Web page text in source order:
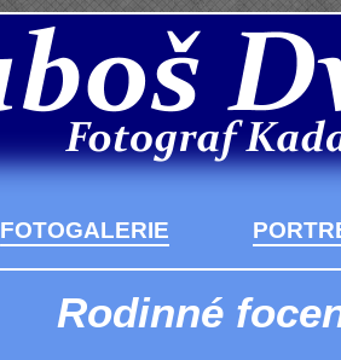
FOTOGALERIE
Rodinné